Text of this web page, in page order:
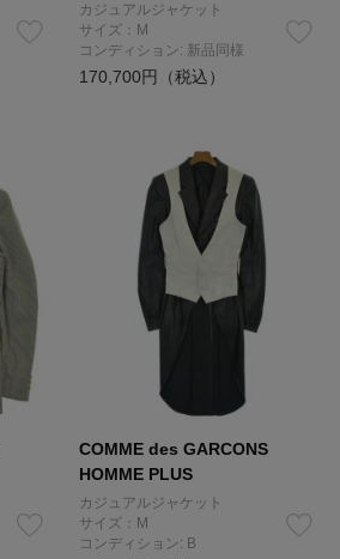
カジュアルジャケット
サイズ：M
コンディション: 新品同様
170,700円（税込）
COMME des GARCONS
HOMME PLUS
カジュアルジャケット
サイズ：M
コンディション: B